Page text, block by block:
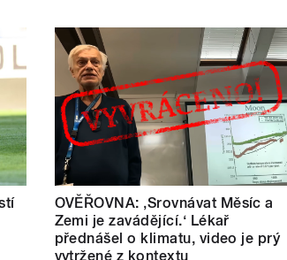
OVĚŘOVNA: ‚Srovnávat Měsíc a
Zemi je zavádějící.‘ Lékař
přednášel o klimatu, video je prý
vytržené z kontextu